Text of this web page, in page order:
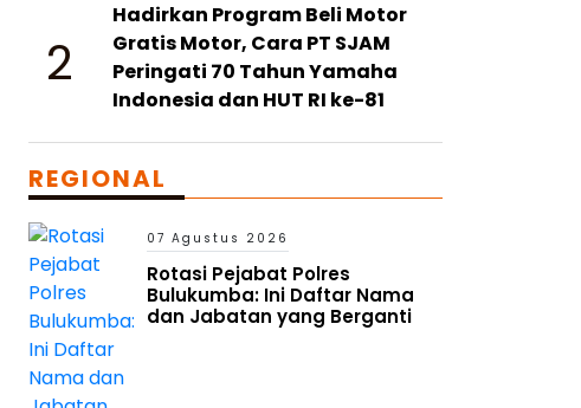
2
Hadirkan Program Beli Motor
Gratis Motor, Cara PT SJAM
Peringati 70 Tahun Yamaha
Indonesia dan HUT RI ke-81
REGIONAL
07 Agustus 2026
Rotasi Pejabat Polres
Bulukumba: Ini Daftar Nama
dan Jabatan yang Berganti